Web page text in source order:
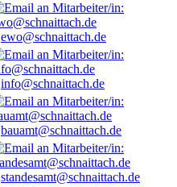
ewo@schnaittach.de
info@schnaittach.de
bauamt@schnaittach.de
standesamt@schnaittach.de